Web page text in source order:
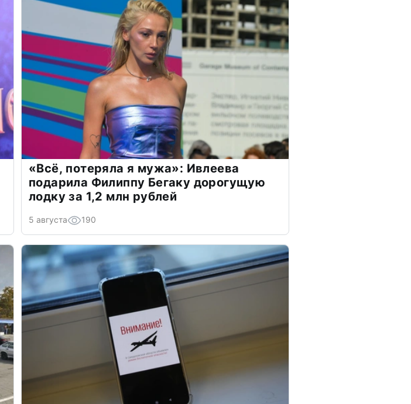
«Всё, потеряла я мужа»: Ивлеева
подарила Филиппу Бегаку дорогущую
лодку за 1,2 млн рублей
5 августа 190